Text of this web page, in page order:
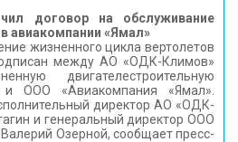
договор на обслуживание
авиакомпании «Ямал»
жизненного цикла вертолетов
между АО «ОДК-Климов»
двигателестроительную
и ООО «Авиакомпания «Ямал».
директор АО «ОДК-
и генеральный директор ООО
Озерной, сообщает пресс-